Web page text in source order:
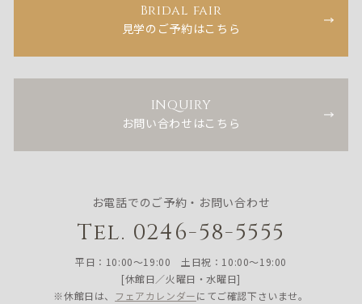
Bridal fair
見学のご予約はこちら
INQUIRY
お問い合わせはこちら
お電話でのご予約・お問い合わせ
Tel. 0246-58-5555
平日：10:00〜19:00 土日祝：10:00〜19:00
[休館日／火曜日・水曜日]
※休館日は、 フェアカレンダーにてご確認下さいませ。